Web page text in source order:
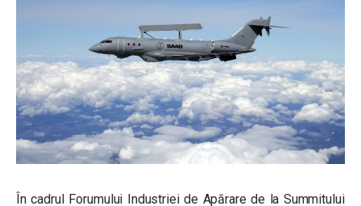
În cadrul Forumului Industriei de Apărare de la Summitului